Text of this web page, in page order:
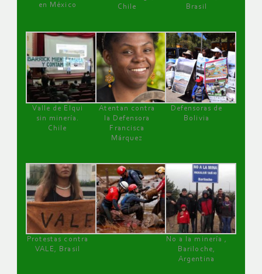
en México
Chile
Brasil
Valle de Elqui
sin minería.
Chile
Atentan contra
la Defensora
Francisca
Márquez
Defensoras de
Bolivia
Protestas contra
VALE, Brasil
No a la minería ,
Bariloche,
Argentina